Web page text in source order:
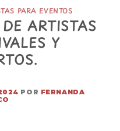
PARA EVENTOS
ARTISTAS
Y
POR FERNANDA